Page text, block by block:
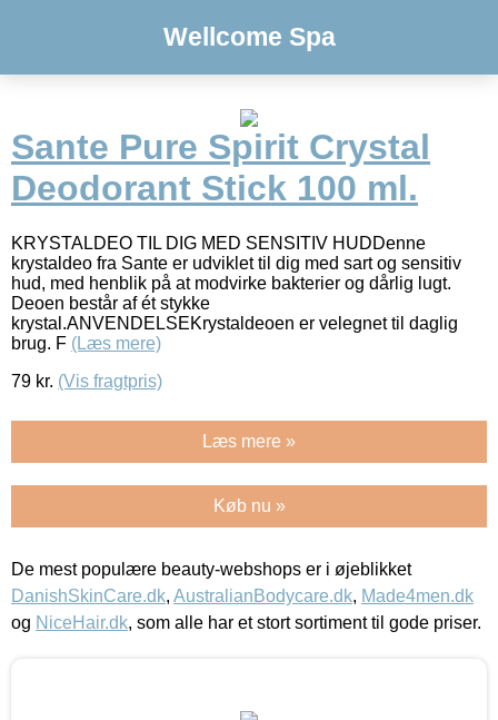
Wellcome Spa
Sante Pure Spirit Crystal
Deodorant Stick 100 ml.
KRYSTALDEO TIL DIG MED SENSITIV HUDDenne
krystaldeo fra Sante er udviklet til dig med sart og sensitiv
hud, med henblik på at modvirke bakterier og dårlig lugt.
Deoen består af ét stykke
krystal.ANVENDELSEKrystaldeoen er velegnet til daglig
brug. F (Læs mere)
79 kr. (Vis fragtpris)
Læs mere »
Køb nu »
De mest populære beauty-webshops er i øjeblikket
DanishSkinCare.dk, AustralianBodycare.dk, Made4men.dk
og NiceHair.dk, som alle har et stort sortiment til gode priser.